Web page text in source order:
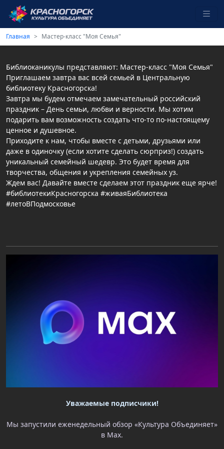
Главная Мастер-класс "Моя Семья"
Библиоканикулы представляют: Мастер-класс "Моя Семья"
Приглашаем завтра вас всей семьей в Центральную
библиотеку Красногорска!
Завтра мы будем отмечаем замечательный российский
праздник – День семьи, любви и верности. Мы хотим
подарить вам возможность создать что-то по-настоящему
ценное и душевное.
Приходите к нам, чтобы вместе с детьми, друзьями или
даже в одиночку (если хотите сделать сюрприз!) создать
уникальный семейный шедевр. Это будет время для
творчества, общения и укрепления семейных уз.
Ждем вас! Давайте вместе сделаем этот праздник еще ярче!
#библиотекиКрасногорска #живаяБиблиотека
#летоВПодмосковье
Уважаемые подписчики!
Мы запустили еженедельный обзор «Культура Объединяет»
в Max.